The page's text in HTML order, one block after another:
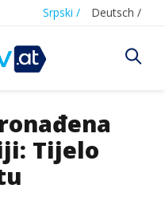
Srpski / Deutsch /
Tijelo